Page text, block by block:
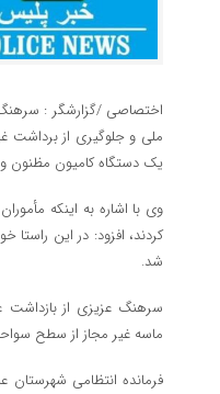
اختصاصی /گزارشگر : سرهنگ
ملی و جلوگیری از برداشت
یک دستگاه کامیون مظنون و
کردند، افزود: در این
شد.
ماسه غیر مجاز از سطح
فرمانده انتظامی شهرستان